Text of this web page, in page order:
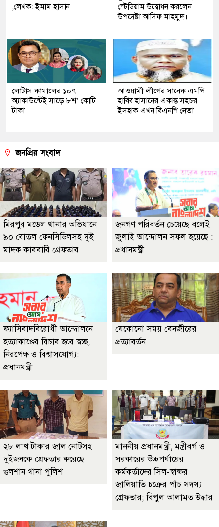
,লেখক: ইমাম হাসান
স্টেডিয়াম উদ্বোধন করলেন
উপদেষ্টা আসিফ মাহমুদ।
লোটাস কামালের ১০৭
অ্যাকাউন্টেই সাড়ে ৮শ’ কোটি
টাকা
আওয়ামী লীগের সাবেক এমপি
হাবিব হাসানের একান্ত সহচর
ইসহাক এখন বিএনপি নেতা
জনপ্রিয় সংবাদ
মিরপুর মডেল থানার অভিযানে
৯০ বোতল ফেনসিডিলসহ দুই
মাদক কারবারি গ্রেফতার
জনগণ পরিবর্তন চেয়েছে বলেই
জুলাই আন্দোলন সফল হয়েছে :
প্রধানমন্ত্রী
ফ্যাসিবাদবিরোধী আন্দোলনে
হত্যাকাণ্ডের বিচার হবে স্বচ্ছ,
নিরপেক্ষ ও বিশ্বাসযোগ্য:
প্রধানমন্ত্রী
যেকোনো সময় বেনজীরের
প্রত্যাবর্তন
২৮ লাখ টাকার জাল নোটসহ
দুইজনকে গ্রেফতার করেছে
গুলশান থানা পুলিশ
মাননীয় প্রধানমন্ত্রী, মন্ত্রীবর্গ ও
সরকারের উচ্চপর্যায়ের
কর্মকর্তাদের সিল-স্বাক্ষর
জালিয়াতি চক্রের পাঁচ সদস্য
গ্রেফতার; বিপুল আলামত উদ্ধার